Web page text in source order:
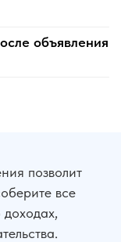
объявления
позволит
все